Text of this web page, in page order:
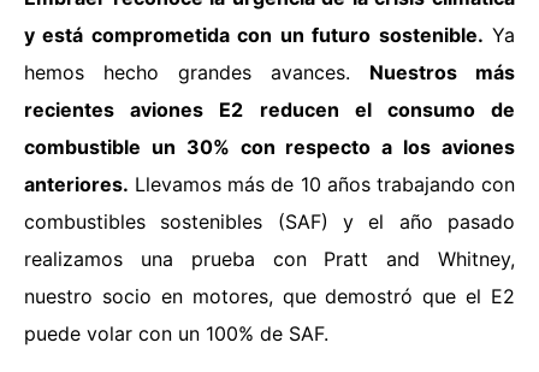
y está comprometida con un futuro sostenible. Ya
hemos hecho grandes avances. Nuestros más
recientes aviones E2 reducen el consumo de
combustible un 30% con respecto a los aviones
anteriores. Llevamos más de 10 años trabajando con
combustibles sostenibles (SAF) y el año pasado
realizamos una prueba con Pratt and Whitney,
nuestro socio en motores, que demostró que el E2
puede volar con un 100% de SAF.